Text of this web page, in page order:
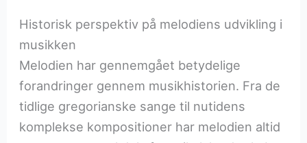
Historisk perspektiv på melodiens udvikling i
musikken
Melodien har gennemgået betydelige
forandringer gennem musikhistorien. Fra de
tidlige gregorianske sange til nutidens
komplekse kompositioner har melodien altid